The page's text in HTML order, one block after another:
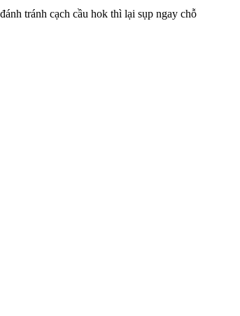
tránh cạch cầu hok thì lại sụp ngay chỗ